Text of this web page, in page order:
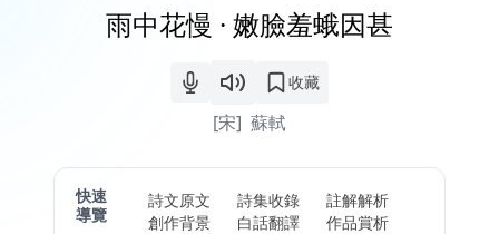
雨中花慢 · 嫩臉羞蛾因甚
收藏
[宋] 蘇軾
快速
導覽
詩文原文 詩集收錄
註解解析
創作背景
白話翻譯 作品賞析